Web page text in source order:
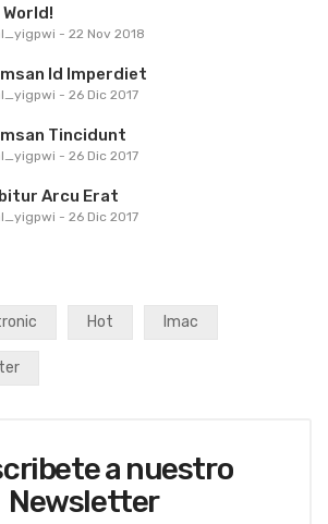
World!
- 22 Nov 2018
Id Imperdiet
- 26 Dic 2017
Tincidunt
- 26 Dic 2017
Arcu Erat
- 26 Dic 2017
Hot Imac
a nuestro
Newsletter